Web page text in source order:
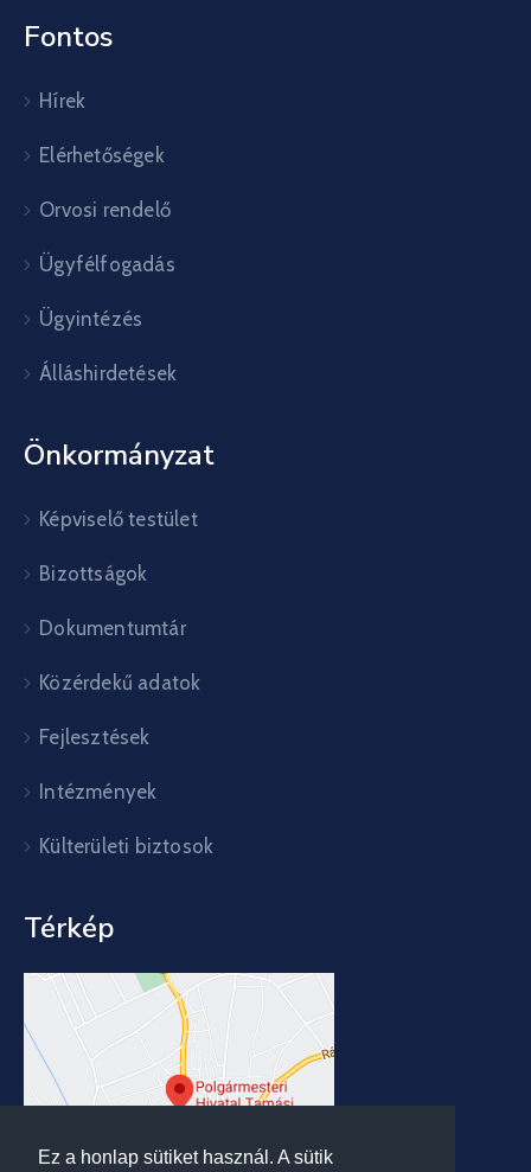
Ez a honlap sütiket használ. A sütik
Fontos
Hírek
Elérhetőségek
Orvosi rendelő
Ügyfélfogadás
Ügyintézés
Álláshirdetések
Önkormányzat
Képviselő testület
Bizottságok
Dokumentumtár
Közérdekű adatok
Fejlesztések
Intézmények
Külterületi biztosok
Térkép